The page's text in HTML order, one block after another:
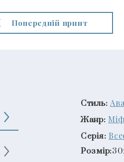
Попередній принт
Стиль:
Жанр:
Серія:
Розмір: